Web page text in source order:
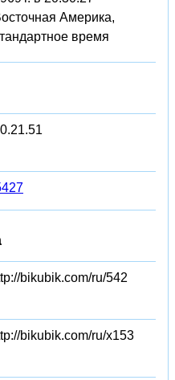
Америка,
время
bikubik.com/ru/542
bikubik.com/ru/x153